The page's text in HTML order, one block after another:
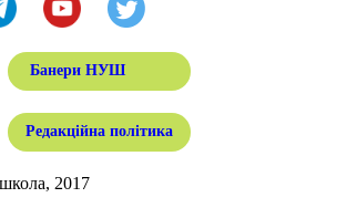
Банери НУШ
Редакційна політика
2017